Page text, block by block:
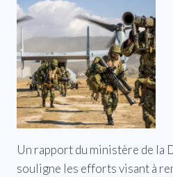
Un rapport du ministère de la
souligne les efforts visant à